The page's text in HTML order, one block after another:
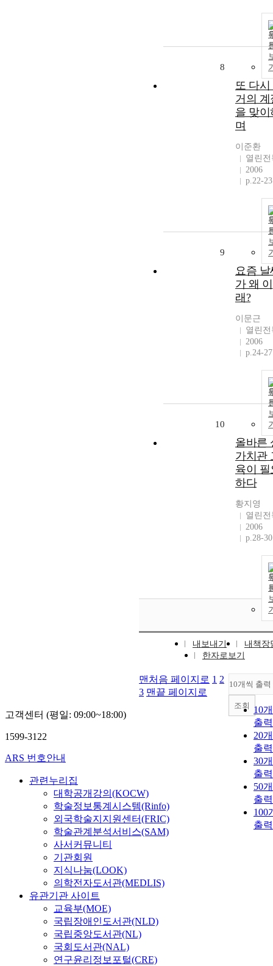
8
또 다시
거의 계
을 맞이
며
이준환
열린전
2006
p.22-23
9
요즘 날
가 왜 이
래?
이문근
열린전
2006
p.24-27
10
올바른
가치관
육이 필
하다
황지영
열린전
2006
p.28-30
내보내기
내책장
한자로보기
10개씩 출력
10
출력
20
출력
30
출력
50
출력
100
출력
조회
맨처음 페이지로 1 2
3 맨끝 페이지로
고객센터 (평일: 09:00~18:00)
1599-3122
ARS 번호안내
관련누리집
대학공개강의(KOCW)
학술정보통계시스템(Rinfo)
외국학술지지원센터(FRIC)
학술관계분석서비스(SAM)
사서커뮤니티
기관회원
지식나눔(LOOK)
의학전자도서관(MEDLIS)
유관기관 사이트
교육부(MOE)
국립장애인도서관(NLD)
국립중앙도서관(NL)
국회도서관(NAL)
연구윤리정보포털(CRE)